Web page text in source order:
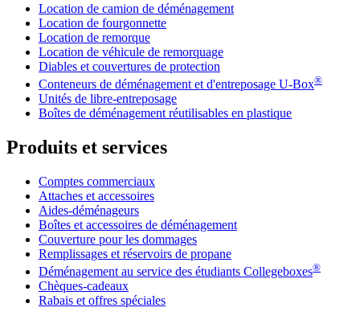
Location de camion de déménagement
Location de fourgonnette
Location de remorque
Location de véhicule de remorquage
Diables et couvertures de protection
Conteneurs de déménagement et d'entreposage U-Box®
Unités de libre-entreposage
Boîtes de déménagement réutilisables en plastique
Produits et services
Comptes commerciaux
Attaches et accessoires
Aides-déménageurs
Boîtes et accessoires de déménagement
Couverture pour les dommages
Remplissages et réservoirs de propane
Déménagement au service des étudiants Collegeboxes®
Chèques-cadeaux
Rabais et offres spéciales